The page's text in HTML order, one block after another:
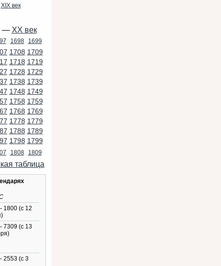
XIX век
— XX век
1698 1699
1708 1709
1718 1719
1728 1729
1738 1739
1748 1749
1758 1759
1768 1769
1778 1779
1788 1789
1798 1799
1808 1809
таблица
1800 (с 12
7309 (с 13
2553 (с 3